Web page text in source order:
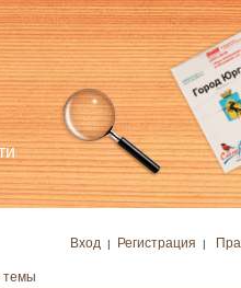
Вход | Регистрация |
темы